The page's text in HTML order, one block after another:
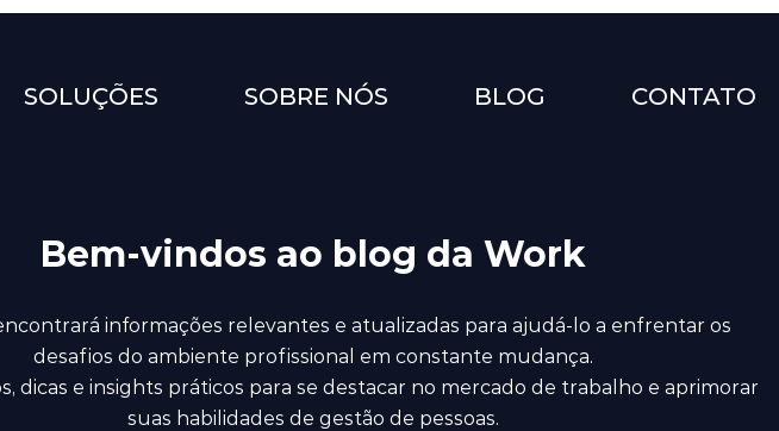
SOLUÇÕES SOBRE NÓS BLOG CONTATO
Bem-vindos ao blog da Work
informações relevantes e atualizadas para ajudá-lo a enfrentar os
desafios do ambiente profissional em constante mudança.
dicas e insights práticos para se destacar no mercado de trabalho e aprimorar
suas habilidades de gestão de pessoas.